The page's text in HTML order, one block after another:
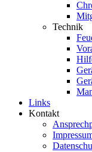
Technik
Links
Kontakt